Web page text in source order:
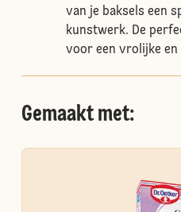
van je baksels een
kunstwerk. De
voor een vrolijke
Gemaakt met: